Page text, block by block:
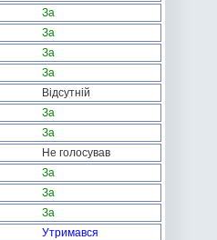
За
За
За
За
Відсутній
За
За
Не голосував
За
За
За
Утримався